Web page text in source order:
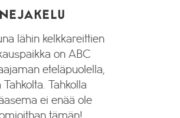
lähin kelkkareittien
on ABC
eteläpuolella,
Tahkolla
ei enää ole
tämän!